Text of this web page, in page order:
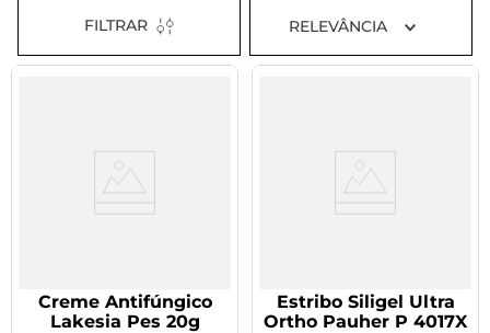
FILTRAR RELEVÂNCIA
Creme Antifúngico
Lakesia Pes 20g
Estribo Siligel Ultra
Ortho Pauher P 4017X